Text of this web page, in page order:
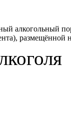
алкогольный
размещённой